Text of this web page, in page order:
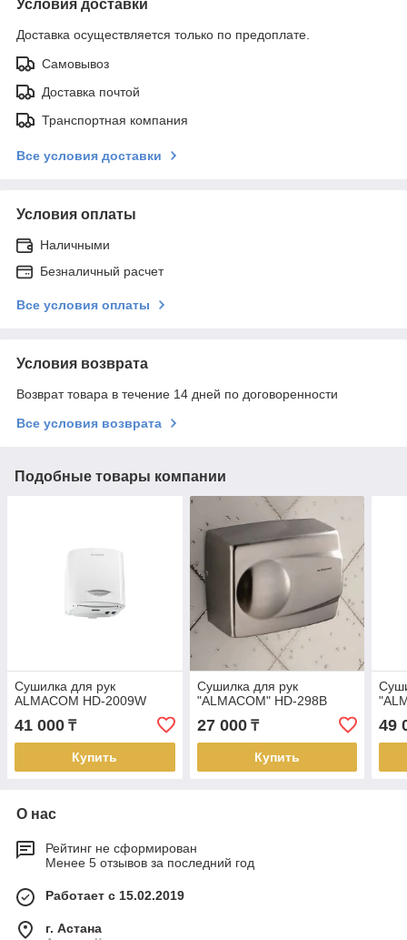
Условия доставки
Доставка осуществляется только по предоплате.
Самовывоз
Доставка почтой
Транспортная компания
Все условия доставки
Условия оплаты
Наличными
Безналичный расчет
Все условия оплаты
Условия возврата
Возврат товара в течение 14 дней по договоренности
Все условия возврата
Подобные товары компании
Сушилка для рук
ALMACOM HD-2009W
41 000 ₸
Купить
Сушилка для рук
"ALMACOM" HD-298B
27 000₸
Купить
49
О нас
Рейтинг не сформирован
Менее 5 отзывов за последний год
Работает с 15.02.2019
г. Астана